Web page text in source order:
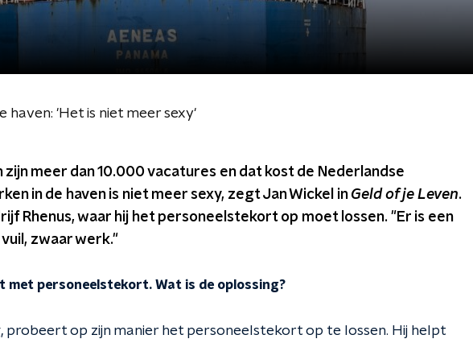
'Het is niet meer sexy'
zijn meer dan 10.000 vacatures en dat kost de Nederlandse
in de haven is niet meer sexy, zegt Jan Wickel in Geld of je Leven.
Rhenus, waar hij het personeelstekort op moet lossen. "Er is een
zwaar werk."
met personeelstekort. Wat is de oplossing?
probeert op zijn manier het personeelstekort op te lossen. Hij helpt